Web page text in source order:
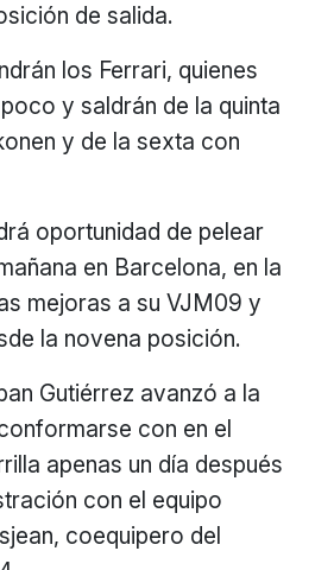
de salida.
los Ferrari, quienes
y saldrán de la quinta
y de la sexta con
oportunidad de pelear
en Barcelona, en la
mejoras a su VJM09 y
la novena posición.
Gutiérrez avanzó a la
con en el
apenas un día después
con el equipo
coequipero del